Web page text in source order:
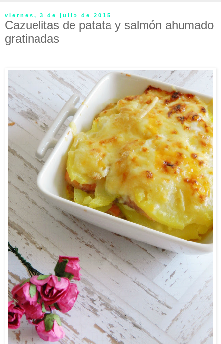
viernes, 3 de julio de 2015
Cazuelitas de patata y salmón ahumado
gratinadas